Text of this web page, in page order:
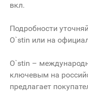
вкл.
Подробности
O`stin или на
O`stin –
ключевым на
предлагает